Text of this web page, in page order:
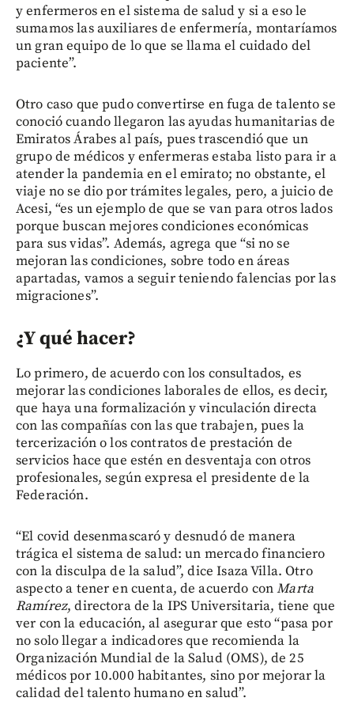
y enfermeros en el sistema de salud y si a eso le
sumamos las auxiliares de enfermería, montaríamos
un gran equipo de lo que se llama el cuidado del
paciente”.
Otro caso que pudo convertirse en fuga de talento se
conoció cuando llegaron las ayudas humanitarias de
Emiratos Árabes al país, pues trascendió que un
grupo de médicos y enfermeras estaba listo para ir a
atender la pandemia en el emirato; no obstante, el
viaje no se dio por trámites legales, pero, a juicio de
Acesi, “es un ejemplo de que se van para otros lados
porque buscan mejores condiciones económicas
para sus vidas”. Además, agrega que “si no se
mejoran las condiciones, sobre todo en áreas
apartadas, vamos a seguir teniendo falencias por las
migraciones”.
¿Y qué hacer?
Lo primero, de acuerdo con los consultados, es
mejorar las condiciones laborales de ellos, es decir,
que haya una formalización y vinculación directa
con las compañías con las que trabajen, pues la
tercerización o los contratos de prestación de
servicios hace que estén en desventaja con otros
profesionales, según expresa el presidente de la
Federación.
“El covid desenmascaró y desnudó de manera
trágica el sistema de salud: un mercado financiero
con la disculpa de la salud”, dice Isaza Villa. Otro
aspecto a tener en cuenta, de acuerdo conMarta
Ramírez, directora de la IPS Universitaria, tiene que
ver con la educación, al asegurar que esto “pasa por
no solo llegar a indicadores que recomienda la
Organización Mundial de la Salud (OMS), de 25
médicos por 10.000 habitantes, sino por mejorar la
calidad del talento humano en salud”.